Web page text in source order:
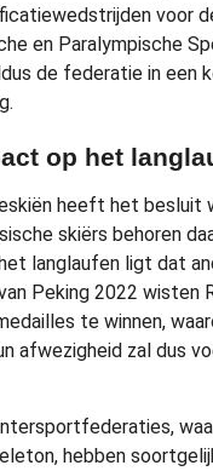
voor
en Paralympische
de federatie in een
op het
heeft het besluit
skiërs behoren
langlaufen ligt dat
Peking 2022 wisten
te winnen,
afwezigheid zal dus
hebben